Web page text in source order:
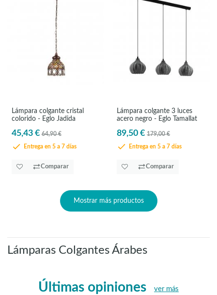
Lámpara colgante cristal
colorido - Eglo Jadida
45,43 € 64,90 €
Entrega en 5 a 7 días
Comparar
Lámpara colgante 3 luces
acero negro - Eglo Tamallat
89,50 € 179,00 €
Entrega en 5 a 7 días
Comparar
Mostrar más productos
Lámparas Colgantes Árabes
Últimas opiniones ver más